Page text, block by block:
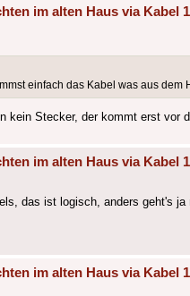
im alten Haus via Kabel
einfach das Kabel was aus dem
kein Stecker, der kommt erst vor
im alten Haus via Kabel
das ist logisch, anders geht's
im alten Haus via Kabel